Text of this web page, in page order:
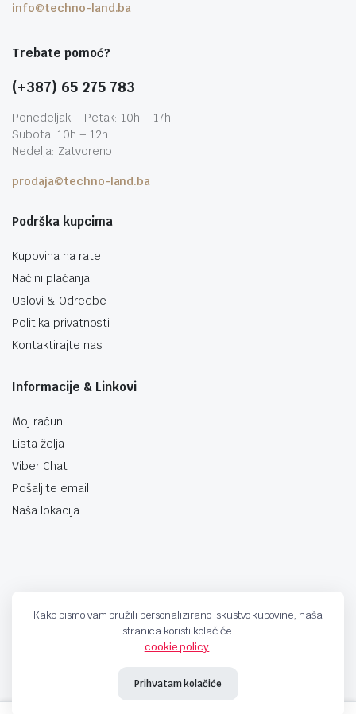
info@techno-land.ba
Trebate pomoć?
(+387) 65 275 783
Ponedeljak – Petak: 10h – 17h
Subota: 10h – 12h
Nedelja: Zatvoreno
prodaja@techno-land.ba
Podrška kupcima
Kupovina na rate
Načini plaćanja
Uslovi & Odredbe
Politika privatnosti
Kontaktirajte nas
Informacije & Linkovi
Moj račun
Lista želja
Viber Chat
Pošaljite email
Naša lokacija
Kako bismo vam pružili personalizirano iskustvo kupovine, naša
stranica koristi kolačiće.
cookie policy.
Prihvatam kolačiće